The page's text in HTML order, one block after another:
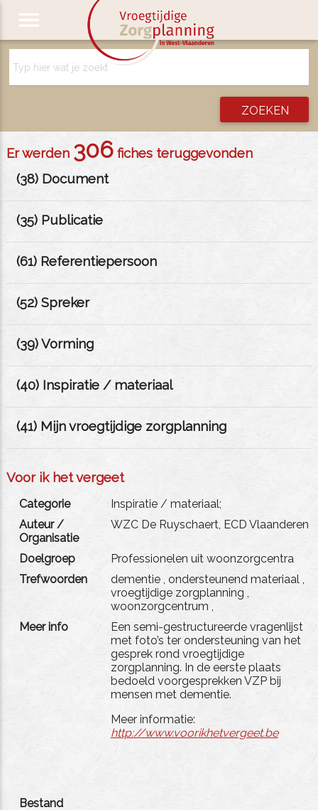
menu
Er werden 306fiches teruggevonden
(38) Document
(35) Publicatie
(61) Referentiepersoon
(52) Spreker
(39) Vorming
(40) Inspiratie / materiaal
(41) Mijn vroegtijdige zorgplanning
Voor ik het vergeet
Categorie
Inspiratie / materiaal;
Auteur /
Organisatie
WZC De Ruyschaert, ECD Vlaanderen
Doelgroep
Professionelen uit woonzorgcentra
Trefwoorden
dementie, ondersteunend materiaal
vroegtijdige zorgplanning
woonzorgcentrum
Meer info
Een semi-gestructureerde vragenlijst
met foto’s ter ondersteuning van het
gesprek rond vroegtijdige
zorgplanning. In de eerste plaats
bedoeld voorgesprekken VZP bij
mensen met dementie.
Meer informatie:
http://www.voorikhetvergeet.be
Bestand